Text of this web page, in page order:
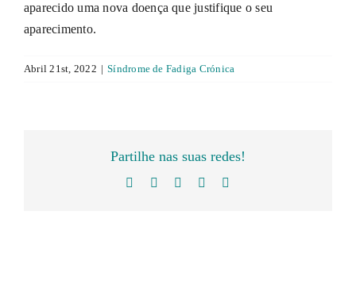
aparecido uma nova doença que justifique o seu
aparecimento.
Abril 21st, 2022 | Síndrome de Fadiga Crónica
Partilhe nas suas redes!
Facebook
TwitterLinkedInWhatsApp